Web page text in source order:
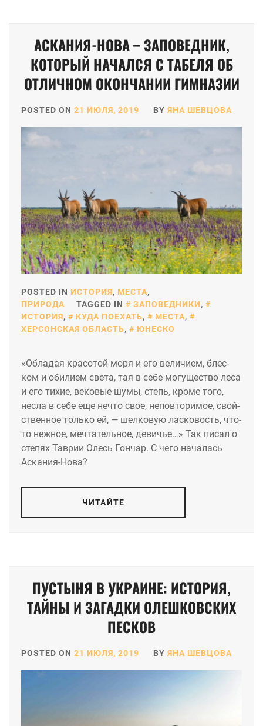
АСКАНИЯ-НОВА – ЗАПОВЕДНИК,
КОТОРЫЙ НАЧАЛСЯ С ТАБЕЛЯ ОБ
ОТЛИЧНОМ ОКОНЧАНИИ ГИМНАЗИИ
POSTED ON 21 ИЮЛЯ, 2019 BY ЯНА ШЕВЦОВА
POSTED IN ИСТОРИЯ, МЕСТА,
ПРИРОДА
TAGGED IN ЗАПОВЕДНИКИ,
ИСТОРИЯ, КУДА ПОЕХАТЬ, МЕСТА,
ХЕРСОНСКАЯ ОБЛАСТЬ, ЮНЕСКО
«Об­ла­дая кра­сотой мо­ря и его ве­личи­ем, блес­
ком и оби­ли­ем све­та, тая в се­бе мо­гущес­тво ле­са
и его ти­хие, ве­ковые шу­мы, степь, кро­ме то­го,
нес­ла в се­бе еще неч­то свое, не­пов­то­римое, свой­
ствен­ное толь­ко ей, — шел­ко­вую лас­ко­вость, что-
то неж­ное, меч­та­тель­ное, де­вичье…» Так писал о
степях Таврии Олесь Гончар. С чего началась
Аскания-Нова?
ЧИТАЙТЕ
ПУСТЫНЯ В УКРАИНЕ: ИСТОРИЯ,
ТАЙНЫ И ЗАГАДКИ ОЛЕШКОВСКИХ
ПЕСКОВ
POSTED ON 21 ИЮЛЯ, 2019 BY ЯНА ШЕВЦОВА